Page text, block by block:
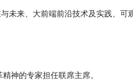
未来、大前端前沿技术及实践、可
神的专家担任联席主席。